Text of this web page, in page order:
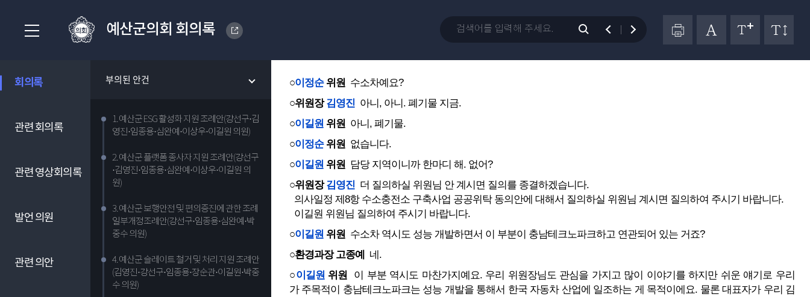
예산군의회 회의록
회의록 부의된 안건
1. 예산군 ESG 활성화 지원 조례안(강선구·김
영진·임종용·심완예·이상우·이길원 의원)
2. 예산군 플랫폼 종사자 지원 조례안(강선구
·김영진·임종용·심완예·이상우·이길원 의
원)
3. 예산군 보행안전 및 편의증진에 관한 조례
일부개정조례안(강선구·임종용·심완예·박
중수 의원)
4. 예산군 슬레이트 철거 및 처리 지원 조례안
(김영진·강선구·임종용·장순관·이길원·박중
수 의원)
관련 회의록
관련 영상회의록
발언 의원
관련 의안
○위원장김영진 더 질의하실 위원님 계십니까?
○이정순위원 수소차예요?
○위원장김영진 아니, 아니. 폐기물 지금.
○이길원 위원 아니, 폐기물.
○이정순위원 없습니다.
○이길원 위원 담당 지역이니까 한마디 해. 없어?
○위원장김영진 더 질의하실 위원님 안 계시면 질의를 종결하겠습니다.
의사일정 제8항 수소충전소 구축사업 공공위탁 동의안에 대해서 질의하실 위원님 계시면 질의하여 주시기 바랍니다.
이길원 위원님 질의하여 주시기 바랍니다.
○이길원 위원 수소차 역시도 성능 개발하면서 이 부분이 충남테크노파크하고 연관되어 있는 거죠?
○환경과장 고종예
네.
○이길원 위원
이 부분 역시도 마찬가지예요. 우리 위원장님도 관심을 가지고 많이 이야기를 하지만 쉬운 얘기로 우리
가 주목적이 충남테크노파크는 성능 개발을 통해서 한국 자동차 산업에 일조하는 게 목적이에요. 물론 대표자가 우리 김